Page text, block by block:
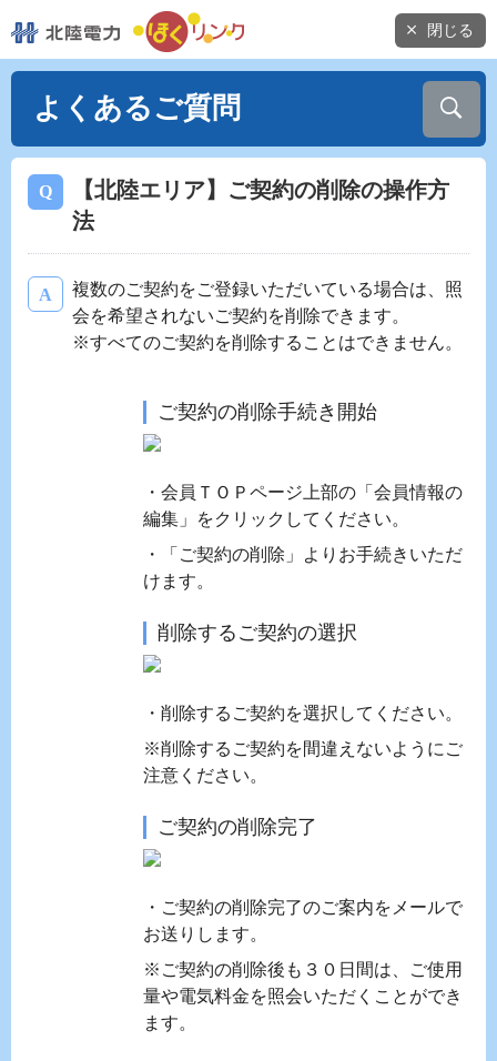
閉じる
よくあるご質問
【北陸エリア】ご契約の削除の操作方
法
複数のご契約をご登録いただいている場合は、照
会を希望されないご契約を削除できます。
※すべてのご契約を削除することはできません。
ご契約の削除手続き開始
・会員ＴＯＰページ上部の「会員情報の
編集」をクリックしてください。
・「ご契約の削除」よりお手続きいただ
けます。
削除するご契約の選択
・削除するご契約を選択してください。
※削除するご契約を間違えないようにご
注意ください。
ご契約の削除完了
・ご契約の削除完了のご案内をメールで
お送りします。
※ご契約の削除後も３０日間は、ご使用
量や電気料金を照会いただくことができ
ます。